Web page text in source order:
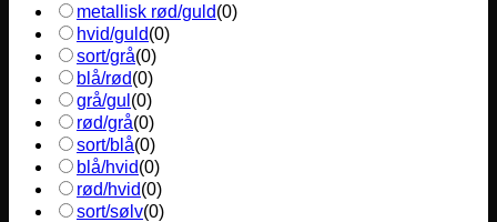
metallisk rød/guld(0)
hvid/guld(0)
sort/grå(0)
blå/rød(0)
grå/gul (0)
rød/grå(0)
sort/blå(0)
blå/hvid(0)
rød/hvid(0)
sort/sølv(0)